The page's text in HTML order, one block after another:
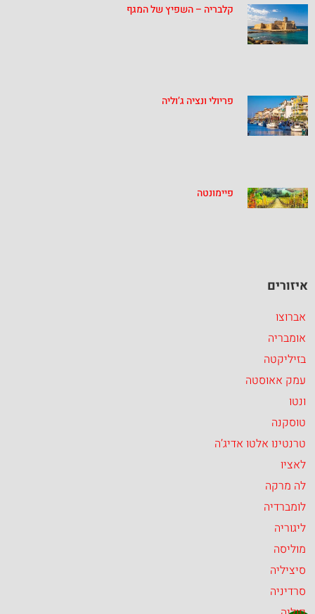
קלבריה – השפיץ של המגף
פריולי ונציה ג’וליה
פיימונטה
איזורים
אברוצו
אומבריה
בזיליקטה
עמק אאוסטה
ונטו
טוסקנה
טרנטינו אלטו אדיג’ה
לאציו
לה מרקה
לומברדיה
ליגוריה
מוליסה
סיציליה
סרדיניה